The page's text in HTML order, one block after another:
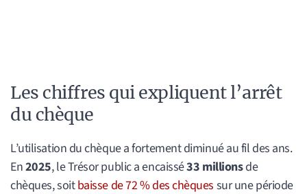
Les chiffres qui expliquent l’arrêt
du chèque
L’utilisation du chèque a fortement diminué au fil des ans.
En2025, le Trésor public a encaissé33 millionsde
chèques, soitbaisse de 72 % des chèques sur une période